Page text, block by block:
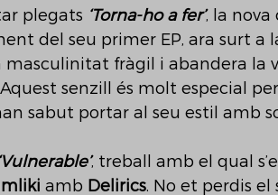
plegats ‘Torna-ho a fer’, la
del seu primer EP, ara surt
masculinitat fràgil i abandera la
senzill és molt especial
sabut portar al seu estil amb
‘Vulnerable’, treball amb el qual
amb Delirics. No et perdis el